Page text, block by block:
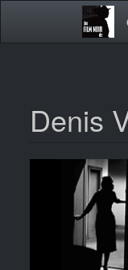
Denis